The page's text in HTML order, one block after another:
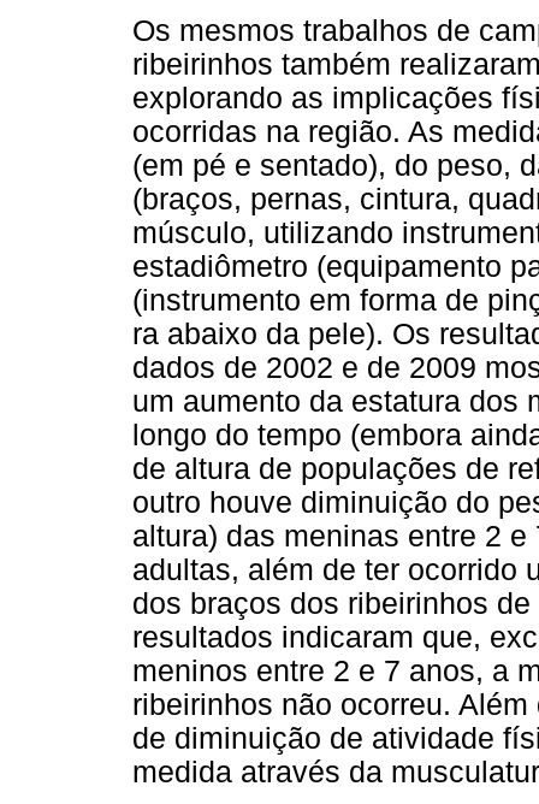
Os mesmos trabalhos de
ribeirinhos também
explorando as implicações
ocorridas na região. As
(em pé e sentado), do peso,
(braços, pernas, cintura,
músculo, utilizando
estadiômetro (equipamento
(instrumento em forma de
ra abaixo da pele). Os
dados de 2002 e de 2009
um aumento da estatura dos
longo do tempo (embora
de altura de populações de
outro houve diminuição do
altura) das meninas entre 2
adultas, além de ter ocorrido
dos braços dos ribeirinhos
resultados indicaram que,
meninos entre 2 e 7 anos, a
ribeirinhos não ocorreu.
de diminuição de atividade
medida através da